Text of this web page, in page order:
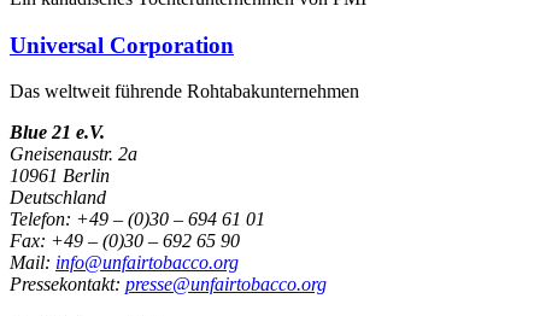
Universal Corporation
Das weltweit führende Rohtabakunternehmen
Blue 21 e.V.
Gneisenaustr. 2a
10961 Berlin
Deutschland
Telefon: +49 – (0)30 – 694 61 01
Fax: +49 – (0)30 – 692 65 90
Mail: info@unfairtobacco.org
Pressekontakt: presse@unfairtobacco.org